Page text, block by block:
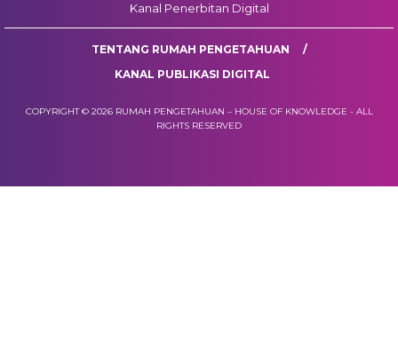
Kanal Penerbitan Digital
TENTANG RUMAH PENGETAHUAN
KANAL PUBLIKASI DIGITAL
COPYRIGHT © 2026 RUMAH PENGETAHUAN – HOUSE OF KNOWLEDGE - ALL
RIGHTS RESERVED